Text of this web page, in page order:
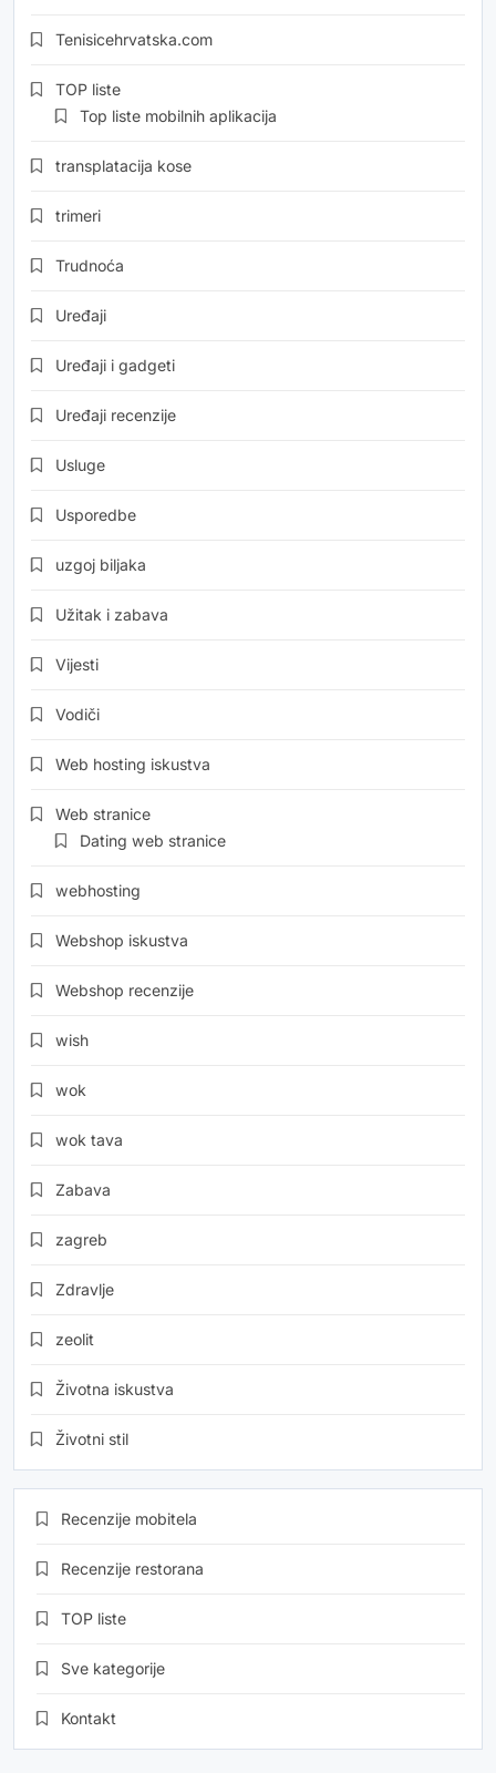
Tenisicehrvatska.com
TOP liste
Top liste mobilnih aplikacija
transplatacija kose
trimeri
Trudnoća
Uređaji
Uređaji i gadgeti
Uređaji recenzije
Usluge
Usporedbe
uzgoj biljaka
Užitak i zabava
Vijesti
Vodiči
Web hosting iskustva
Web stranice
Dating web stranice
webhosting
Webshop iskustva
Webshop recenzije
wish
wok
wok tava
Zabava
zagreb
Zdravlje
zeolit
Životna iskustva
Životni stil
Recenzije mobitela
Recenzije restorana
TOP liste
Sve kategorije
Kontakt